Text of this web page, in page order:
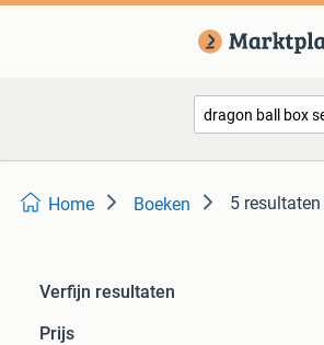
Home Boeken 5 resultaten
Verfijn resultaten
Prijs